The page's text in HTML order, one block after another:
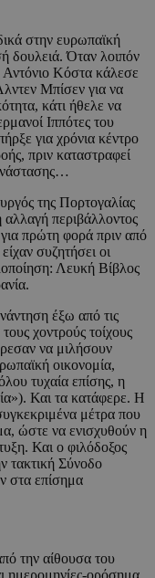
στην ευρωπαϊκή
δουλειά. Όταν λοιπόν
Αντόνιο Κόστα κάλεσε
Μπίσεν για να
κάτι ήθελε να
Ιππότες του
για χρόνια κέντρο
πριν καταστραφεί
της Πορτογαλίας
αλλαγή περιβάλλοντος
για πρώτη φορά πριν από
συζητήσει οι
Λευκή Βίβλος
έξω από τις
χοντρούς τοίχους
να μιλήσουν
οικονομία,
τυχαία επίσης, η
Και τα κατάφερε. Η
μέτρα που
ώστε να ενισχυθούν η
Και ο φιλόδοξος
τακτική Σύνοδο
στα επίσημα
την αίθουσα του
ημερομηνίες-ορόσημα.